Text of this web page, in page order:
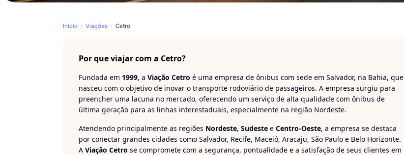
Início Viações Cetro
Por que viajar com a Cetro?
Fundada em 1999, a Viação Cetro é uma empresa de ônibus com sede em Salvador, na Bahia, que
nasceu com o objetivo de inovar o transporte rodoviário de passageiros. A empresa surgiu para
preencher uma lacuna no mercado, oferecendo um serviço de alta qualidade com ônibus de
última geração para as linhas interestaduais, especialmente na região Nordeste.
Atendendo principalmente as regiões Nordeste, Sudeste e Centro-Oeste, a empresa se destaca
por conectar grandes cidades como Salvador, Recife, Maceió, Aracaju, São Paulo e Belo Horizonte.
A Viação Cetro se compromete com a segurança, pontualidade e a satisfação de seus clientes em